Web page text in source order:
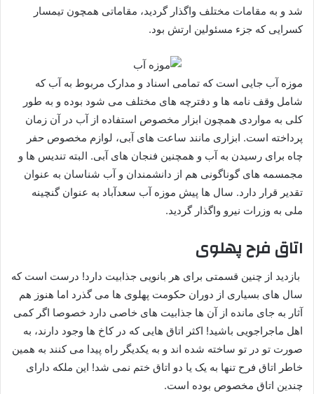
شد و به مقامات مختلف واگذار گردید، مقاماتی همچون تیمسار
کسرایی که جزء مسئولین ارتش بود.
موزه آب جایی است که تمامی اسناد و مدارک مربوط به آب که
شامل وقف نامه ها و دفترچه های مختلف می شود بوده و به طور
کلی به مواردی همچون ابزار مخصوص استفاده از آب در آن زمان
پرداخته است. ابزاری مانند ساعت های آبی، لوازم مخصوص حفر
چاه برای رسیدن به آب و همچنین فنجان های آبی. البته تندیس ها و
مجمسمه های گوناگونی هم از دانشمندان و آب شناسان به عنوان
تقدیر قرار دارد. سال ها پیش موزه آب سعدآباد به عنوان گنچینه
ملی به وزرات نیرو واگذار گردید.
اتاق فرح پهلوی
بازدید از چنین قسمتی برای هر بانویی جذابیت دارد! درست است که
سال های بسیاری از دوران حکومت پهلوی ها می گذرد اما هنوز هم
آثار به جای مانده از آن ها جذابیت های خاصی دارد خصوصا اگر کمی
اهل ماجراجویی باشید! اکثر اتاق هایی که در کاخ ها وجود دارند، به
صورت تو در تو ساخته شده اند و به یکدیگر راه پیدا می کنند به همین
خاطر اتاق فرح تنها به یک یا دو اتاق ختم نمی شد! این ملکه دارای
چندین اتاق مخصوص بوده است.